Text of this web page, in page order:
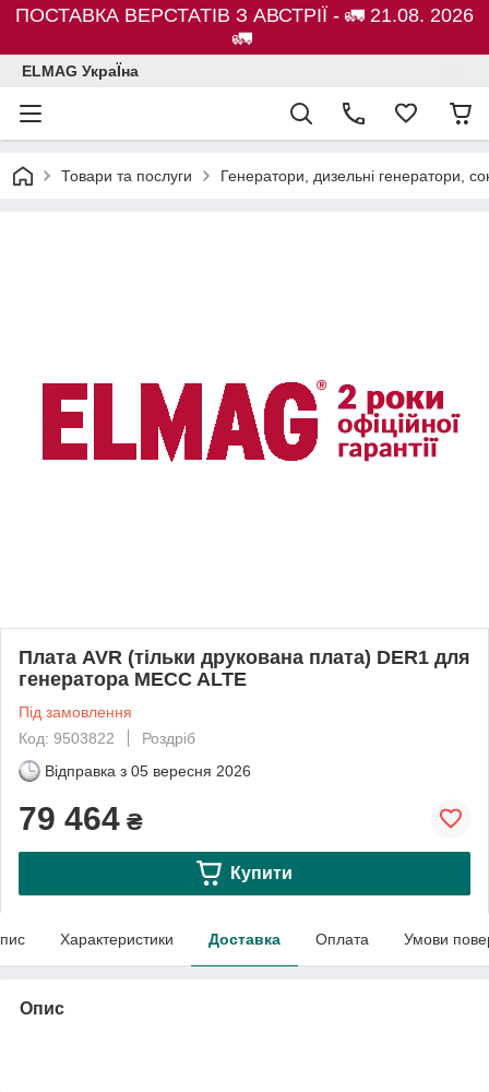
ПОСТАВКА ВЕРСТАТІВ З АВСТРІЇ - 🚛 21.08. 2026
🚛
ELMAG УкраЇна
Товари та послуги Генератори, дизельні генератори,
Плата AVR (тільки друкована плата) DER1 для
генератора MECC ALTE
Під замовлення
Код: 9503822
Роздріб
Відправка з 05 вересня 2026
79 464 ₴
Купити
Характеристики Доставка Оплата Умови
Опис